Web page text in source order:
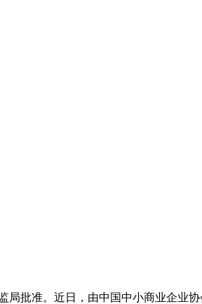
批准。近日，由中国中小商业企业